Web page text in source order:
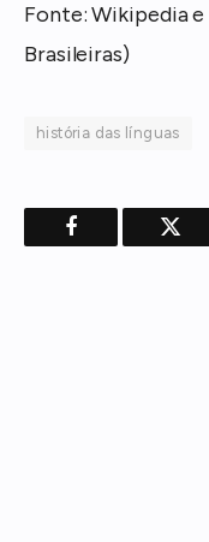
Fonte: Wikipedia e
Brasileiras)
história das línguas
Facebook